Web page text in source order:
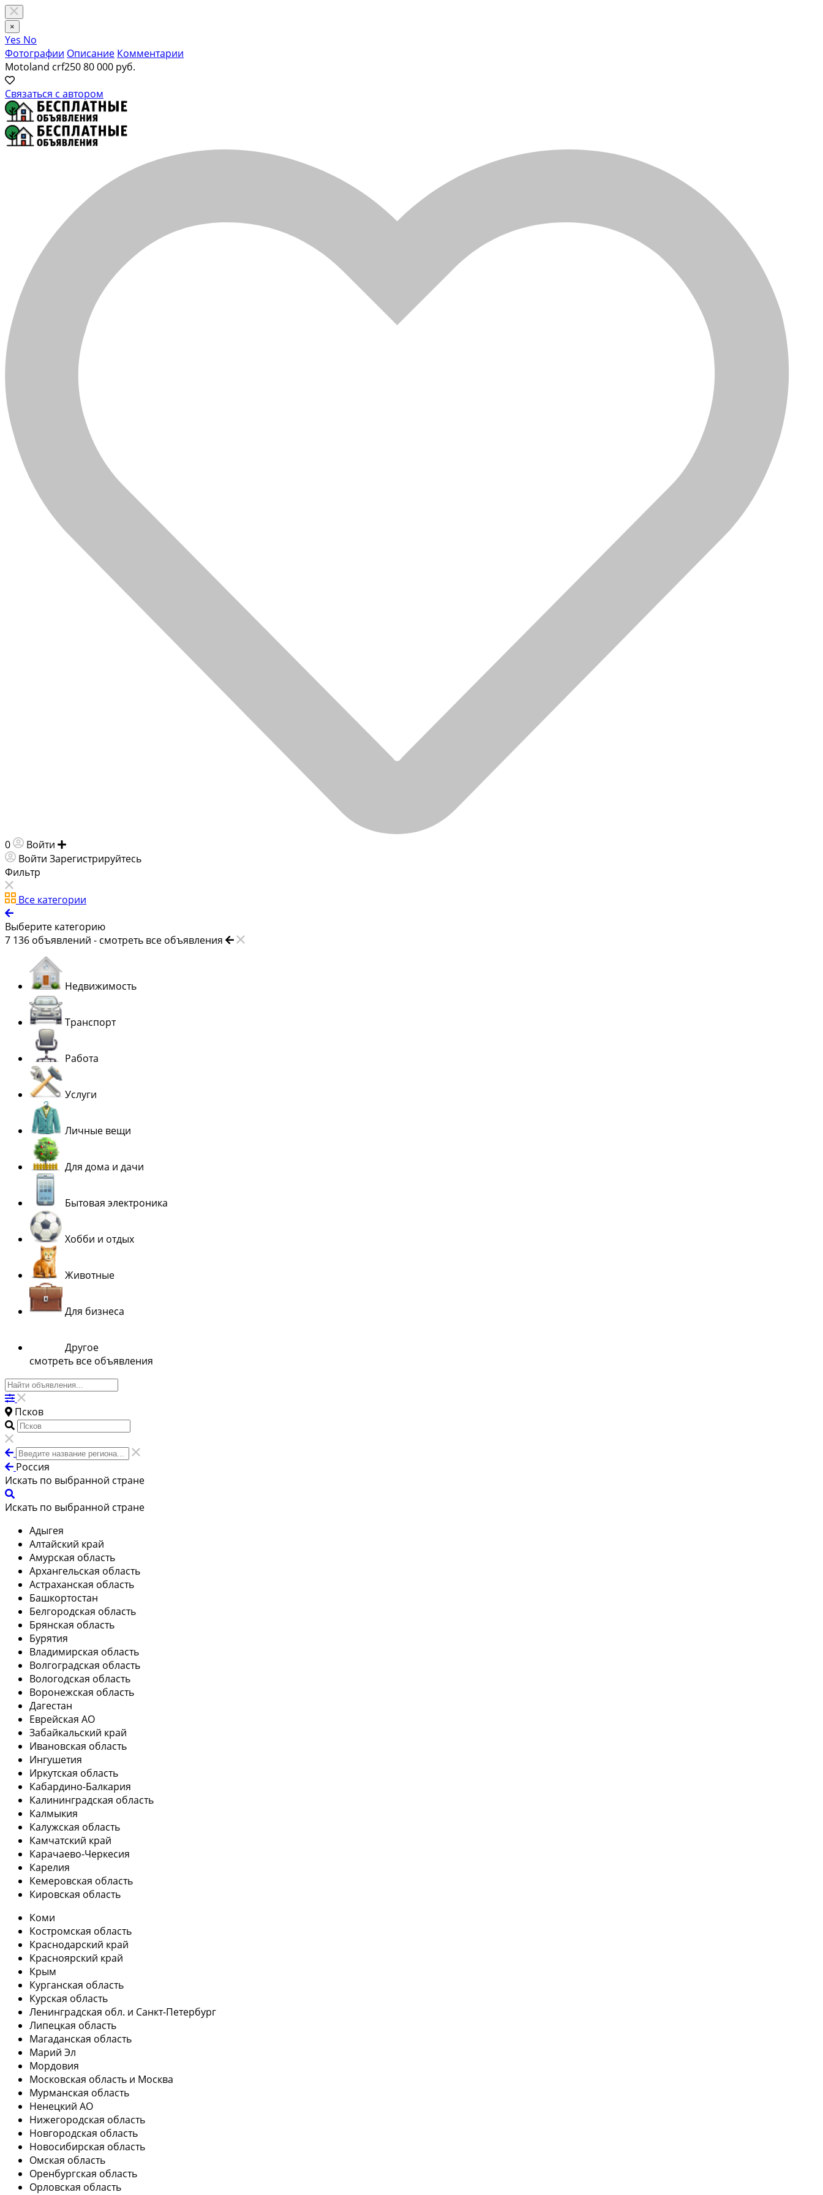
×
Yes No
Фотографии Описание Комментарии
Motoland crf25080 000 руб.
Связаться с автором
0 Войти
Войти Зарегистрируйтесь
Фильтр
Все категории
Выберите категорию
7 136 объявлений - смотреть все объявления
Недвижимость
Транспорт
Работа
Услуги
Личные вещи
Для дома и дачи
Бытовая электроника
Хобби и отдых
Животные
Для бизнеса
Другое
смотреть все объявления
Псков
Россия
Искать по выбранной стране
Искать по выбранной стране
Адыгея
Алтайский край
Амурская область
Архангельская область
Астраханская область
Башкортостан
Белгородская область
Брянская область
Бурятия
Владимирская область
Волгоградская область
Вологодская область
Воронежская область
Дагестан
Еврейская АО
Забайкальский край
Ивановская область
Ингушетия
Иркутская область
Кабардино-Балкария
Калининградская область
Калмыкия
Калужская область
Камчатский край
Карачаево-Черкесия
Карелия
Кемеровская область
Кировская область
Коми
Костромская область
Краснодарский край
Красноярский край
Крым
Курганская область
Курская область
Ленинградская обл. и Санкт-Петербург
Липецкая область
Магаданская область
Марий Эл
Мордовия
Московская область и Москва
Мурманская область
Ненецкий АО
Нижегородская область
Новгородская область
Новосибирская область
Омская область
Оренбургская область
Орловская область